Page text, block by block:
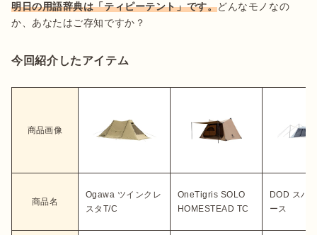
明日の用語辞典は「ティピーテント」です。どんなモノなの
か、あなたはご存知ですか？
今回紹介したアイテム
商品画像
商品名
Ogawa ツインクレ
スタT/C
OneTigris SOLO
HOMESTEAD TC
DOD スパ
ース